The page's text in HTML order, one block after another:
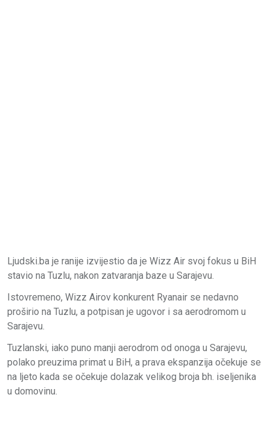
Ljudski.ba je ranije izvijestio da je Wizz Air svoj fokus u BiH
stavio na Tuzlu, nakon zatvaranja baze u Sarajevu.
Istovremeno, Wizz Airov konkurent Ryanair se nedavno
proširio na Tuzlu, a potpisan je ugovor i sa aerodromom u
Sarajevu.
Tuzlanski, iako puno manji aerodrom od onoga u Sarajevu,
polako preuzima primat u BiH, a prava ekspanzija očekuje se
na ljeto kada se očekuje dolazak velikog broja bh. iseljenika
u domovinu.